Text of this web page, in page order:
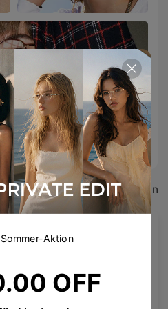
Kollektion >
Das könnte dir gefallen
Aktion
OFF